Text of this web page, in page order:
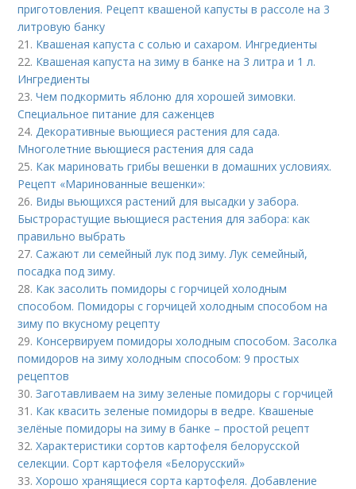
приготовления. Рецепт квашеной капусты в рассоле на 3
литровую банку
21. Квашеная капуста с солью и сахаром. Ингредиенты
22. Квашеная капуста на зиму в банке на 3 литра и 1 л.
Ингредиенты
23.Чем подкормить яблоню для хорошей зимовки.
Специальное питание для саженцев
24. Декоративные вьющиеся растения для сада.
Многолетние вьющиеся растения для сада
25. Как мариновать грибы вешенки в домашних условиях.
Рецепт «Маринованные вешенки»:
26. Виды вьющихся растений для высадки у забора.
Быстрорастущие вьющиеся растения для забора: как
правильно выбрать
27.Сажают ли семейный лук под зиму. Лук семейный,
посадка под зиму.
28. Как засолить помидоры с горчицей холодным
способом. Помидоры с горчицей холодным способом на
зиму по вкусному рецепту
29. Консервируем помидоры холодным способом. Засолка
помидоров на зиму холодным способом: 9 простых
рецептов
30.Заготавливаем на зиму зеленые помидоры с горчицей
31. Как квасить зеленые помидоры в ведре. Квашеные
зелёные помидоры на зиму в банке – простой рецепт
32.Характеристики сортов картофеля белорусской
селекции. Сорт картофеля «Белорусский»
33.Хорошо хранящиеся сорта картофеля. Добавление